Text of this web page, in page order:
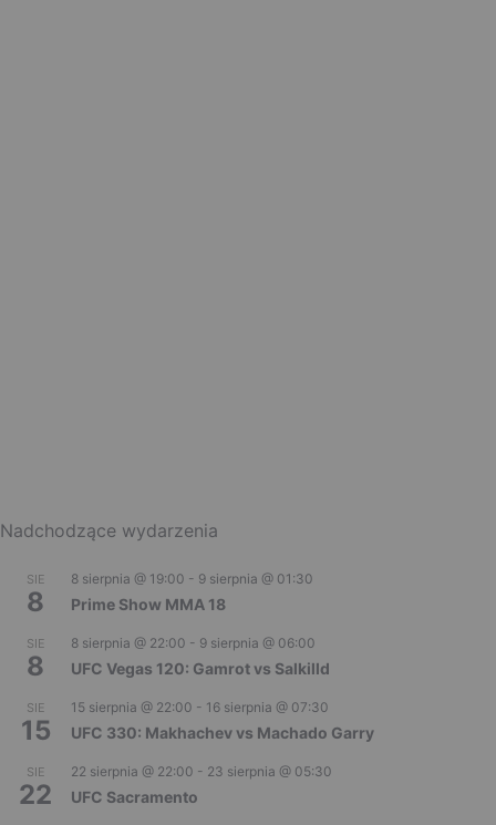
Nadchodzące wydarzenia
SIE
8
8 sierpnia @ 19:00 - 9 sierpnia @ 01:30
Prime Show MMA 18
SIE
8
8 sierpnia @ 22:00 - 9 sierpnia @ 06:00
UFC Vegas 120: Gamrot vs Salkilld
SIE
15
15 sierpnia @ 22:00 - 16 sierpnia @ 07:30
UFC 330: Makhachev vs Machado Garry
SIE
22
22 sierpnia @ 22:00 - 23 sierpnia @ 05:30
UFC Sacramento